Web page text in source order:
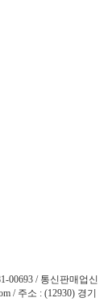
00693 / 통신판매업신
/ 주소 : (12930) 경기